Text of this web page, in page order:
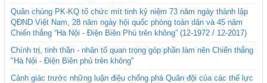
Quân chủng PK-KQ tổ chức mít tinh kỷ niệm 73 năm ngày thành lập
QĐND Việt Nam, 28 năm ngày hội quốc phòng toàn dân và 45 năm
Chiến thắng “Hà Nội - Điện Biên Phủ trên không” (12-1972 / 12-2017)
Chính trị, tinh thần - nhân tố quan trọng góp phần làm nên Chiến thắng
"Hà Nội - Điện Biên phủ trên không"
Cảnh giác trước những luận điệu chống phá Quân đội của các thế lực